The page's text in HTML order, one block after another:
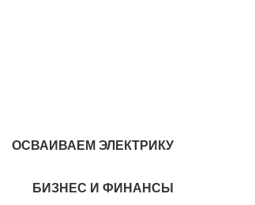
ОСВАИВАЕМ ЭЛЕКТРИКУ
БИЗНЕС И ФИНАНСЫ